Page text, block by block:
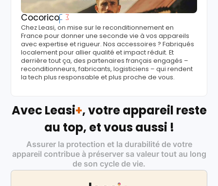
Cocorico
Chez Leasi, on mise sur le reconditionnement en
France pour donner une seconde vie à vos appareils
avec expertise et rigueur. Nos accessoires ? Fabriqués
localement pour allier qualité et impact réduit. Et
derrière tout ça, des partenaires français engagés –
reconditionneurs, fabricants, logisticiens – qui rendent
la tech plus responsable et plus proche de vous.
Avec Leasi+, votre appareil reste
au top, et vous aussi !
Assurer la protection et la durabilité de votre
appareil contribue à préserver sa valeur tout au long
de son cycle de vie.